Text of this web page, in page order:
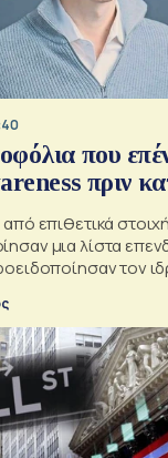
που
πριν
επιθετικά
μια λίστα
τον